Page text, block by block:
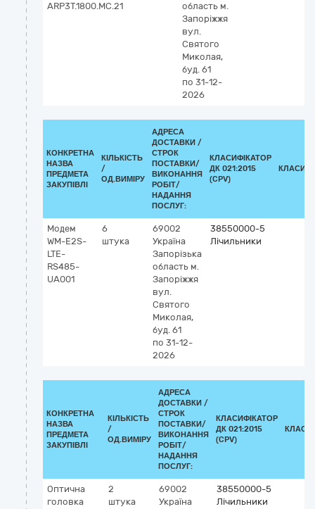
ARP3T.1800.MC.21
область м.
Запоріжжя
вул.
Святого
Миколая,
буд. 61
по 31-12-
2026
КОНКРЕТНА
НАЗВА
ПРЕДМЕТА
ЗАКУПІВЛІ
КІЛЬКІСТЬ
/
ОД.ВИМІРУ
АДРЕСА
ДОСТАВКИ /
СТРОК
ПОСТАВКИ/
ВИКОНАННЯ
РОБІТ/
НАДАННЯ
ПОСЛУГ:
КЛАСИФІКАТОР
ДК 021:2015
(CPV)
Модем
WM-E2S-
LTE-
RS485-
UA001
6
штука
69002
Україна
Запорізька
область м.
Запоріжжя
вул.
Святого
Миколая,
буд. 61
по 31-12-
2026
38550000-5
Лічильники
КОНКРЕТНА
НАЗВА
ПРЕДМЕТА
ЗАКУПІВЛІ
КІЛЬКІСТЬ
/
ОД.ВИМІРУ
АДРЕСА
ДОСТАВКИ /
СТРОК
ПОСТАВКИ/
ВИКОНАННЯ
РОБІТ/
НАДАННЯ
ПОСЛУГ:
КЛАСИФІКАТОР
ДК 021:2015
(CPV)
Оптична
головка
2
штука
69002
Україна
38550000-5
Лічильники